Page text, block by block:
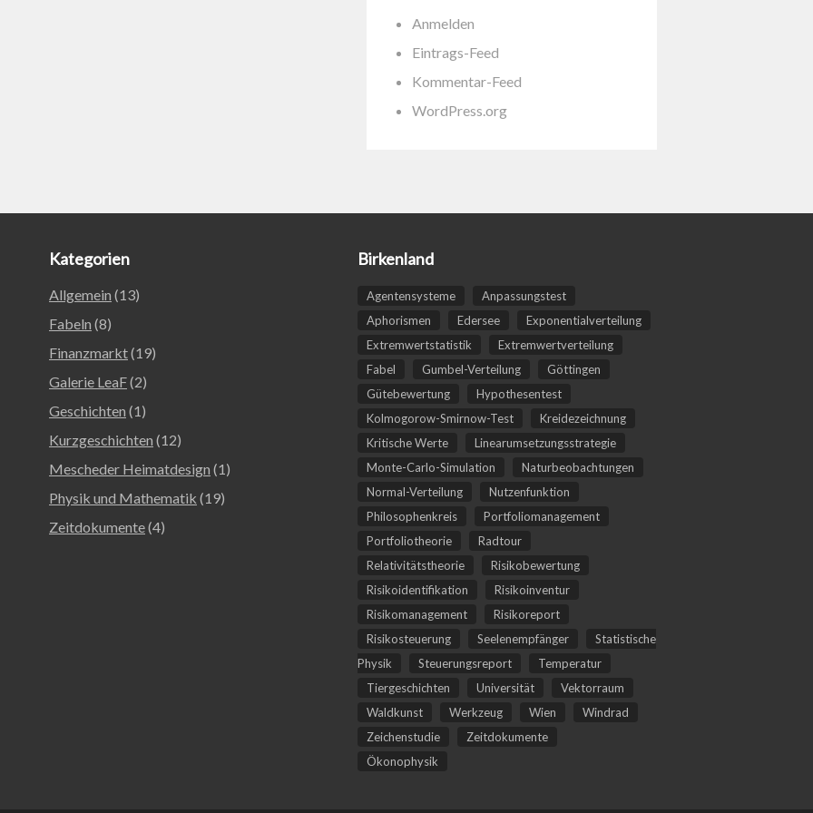
Anmelden
Eintrags-Feed
Kommentar-Feed
WordPress.org
Kategorien
Allgemein (13)
Fabeln (8)
Finanzmarkt(19)
Galerie LeaF(2)
Geschichten (1)
Kurzgeschichten (12)
Mescheder Heimatdesign (1)
Physik und Mathematik (19)
Zeitdokumente(4)
Birkenland
Agentensysteme
Anpassungstest
Aphorismen
Edersee
Exponentialverteilung
Extremwertstatistik
Extremwertverteilung
Fabel
Gumbel-Verteilung
Göttingen
Gütebewertung
Hypothesentest
Kolmogorow-Smirnow-Test
Kreidezeichnung
Kritische Werte
Linearumsetzungsstrategie
Monte-Carlo-Simulation
Naturbeobachtungen
Normal-Verteilung
Nutzenfunktion
Philosophenkreis
Portfoliomanagement
Portfoliotheorie
Radtour
Relativitätstheorie
Risikobewertung
Risikoidentifikation
Risikoinventur
Risikomanagement
Risikoreport
Risikosteuerung
Seelenempfänger
Statistische
Physik
Steuerungsreport
Temperatur
Tiergeschichten
Universität
Vektorraum
Waldkunst
Werkzeug Wien
Windrad
Zeichenstudie
Zeitdokumente
Ökonophysik